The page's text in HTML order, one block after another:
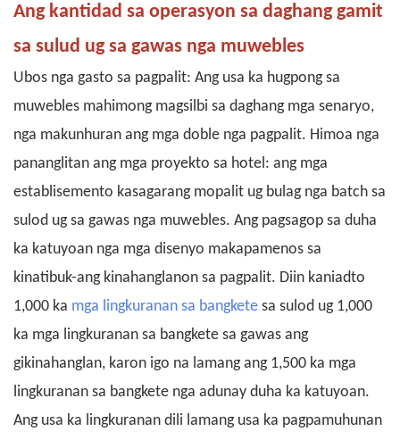
Ang kantidad sa operasyon sa daghang gamit
sa sulud ug sa gawas nga muwebles
Ubos nga gasto sa pagpalit: Ang usa ka hugpong sa
muwebles mahimong magsilbi sa daghang mga senaryo,
nga makunhuran ang mga doble nga pagpalit. Himoa nga
pananglitan ang mga proyekto sa hotel: ang mga
establisemento kasagarang mopalit ug bulag nga batch sa
sulod ug sa gawas nga muwebles. Ang pagsagop sa duha
ka katuyoan nga mga disenyo makapamenos sa
kinatibuk-ang kinahanglanon sa pagpalit. Diin kaniadto
1,000 ka mga lingkuranan sa bangkete sa sulod ug 1,000
ka mga lingkuranan sa bangkete sa gawas ang
gikinahanglan, karon igo na lamang ang 1,500 ka mga
lingkuranan sa bangkete nga adunay duha ka katuyoan.
Ang usa ka lingkuranan dili lamang usa ka pagpamuhunan